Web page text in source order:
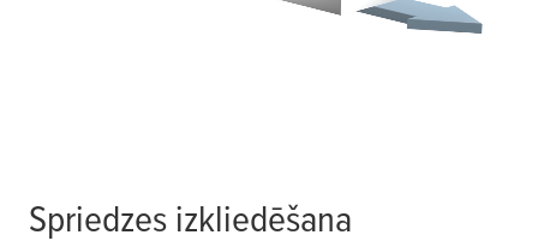
Spriedzes izkliedēšana